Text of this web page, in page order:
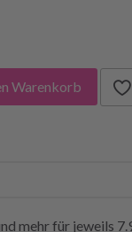
Warenkorb
mehr für jeweils